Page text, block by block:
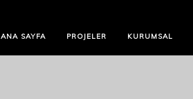
ANA SAYFA PROJELER KURUMSAL